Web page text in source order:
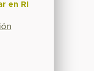
en RI